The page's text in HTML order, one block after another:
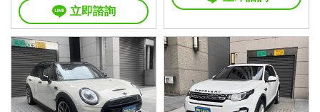
立即諮詢